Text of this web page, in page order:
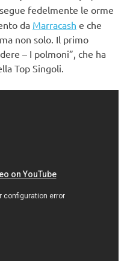
segue fedelmente le orme
da Marracash e che
non solo. Il primo
– I polmoni”, che ha
Top Singoli.